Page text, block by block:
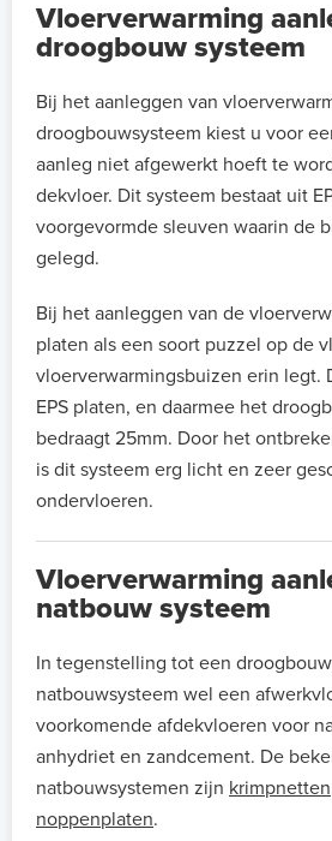
Vloerverwarming
droogbouw systeem
Bij het aanleggen van
droogbouwsysteem kiest u voor
aanleg niet afgewerkt hoeft te
dekvloer. Dit systeem bestaat uit
voorgevormde sleuven waarin de
gelegd.
Bij het aanleggen van de
platen als een soort puzzel op de
vloerverwarmingsbuizen erin legt.
EPS platen, en daarmee het
bedraagt 25mm. Door het
is dit systeem erg licht en zeer
ondervloeren.
Vloerverwarming
natbouw systeem
In tegenstelling tot een
natbouwsysteem wel een
voorkomende afdekvloeren voor
anhydriet en zandcement. De
natbouwsystemen zijn krimpnetten
noppenplaten.